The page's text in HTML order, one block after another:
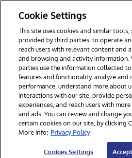
© 1996-2026 InterSystems Corporation,
vyhrazena.
Oznámení/podmínky a pravidla
Prohlášení o ochraně osobních údajů
Cookie Settings
This site uses cookies and similar tools,
provided by third parties, to operate
reach users with relevant content and
and browsing and activity information.
parties use the information collected
features and functionality, analyze and
performance, understand more about
interactions with our site, provide
experiences, and reach users with
and ads. You can review and change
certain cookies on our site, by clicking
More info: Privacy Policy
Cookies Settings